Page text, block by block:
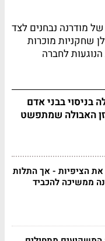
של מודרנה נבחנים לצד
שחקניות מוכרות
לחברה
בניסוי בבני אדם
זן האבולה שמתפשט
הציפיות - אך התלות
ממשיכה להכביד